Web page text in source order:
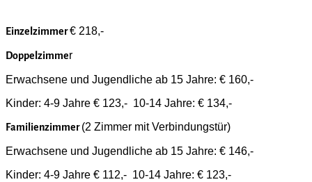
Einzelzimmer€ 218,-
Doppelzimmer
Erwachsene und Jugendliche ab 15 Jahre: € 160,-
Kinder: 4-9 Jahre € 123,- 10-14 Jahre: € 134,-
Familienzimmer(2 Zimmer mit Verbindungstür)
Erwachsene und Jugendliche ab 15 Jahre: € 146,-
Kinder: 4-9 Jahre € 112,- 10-14 Jahre: € 123,-